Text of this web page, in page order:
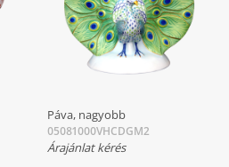
Páva, nagyobb
05081000VHCDGM2
Árajánlat kérés